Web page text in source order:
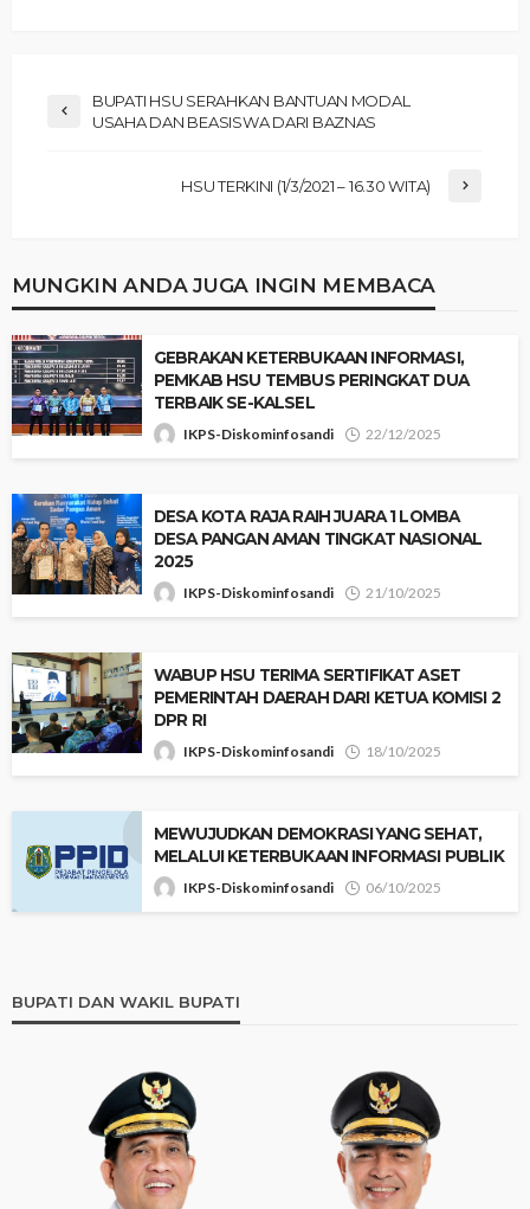
BUPATI HSU SERAHKAN BANTUAN MODAL
USAHA DAN BEASISWA DARI BAZNAS
HSU TERKINI (1/3/2021 – 16.30 WITA)
MUNGKIN ANDA JUGA INGIN MEMBACA
GEBRAKAN KETERBUKAAN INFORMASI,
PEMKAB HSU TEMBUS PERINGKAT DUA
TERBAIK SE-KALSEL
IKPS-Diskominfosandi 22/12/2025
DESA KOTA RAJA RAIH JUARA 1 LOMBA
DESA PANGAN AMAN TINGKAT NASIONAL
2025
IKPS-Diskominfosandi 21/10/2025
WABUP HSU TERIMA SERTIFIKAT ASET
PEMERINTAH DAERAH DARI KETUA KOMISI 2
DPR RI
IKPS-Diskominfosandi 18/10/2025
MEWUJUDKAN DEMOKRASI YANG SEHAT,
MELALUI KETERBUKAAN INFORMASI PUBLIK
IKPS-Diskominfosandi 06/10/2025
BUPATI DAN WAKIL BUPATI